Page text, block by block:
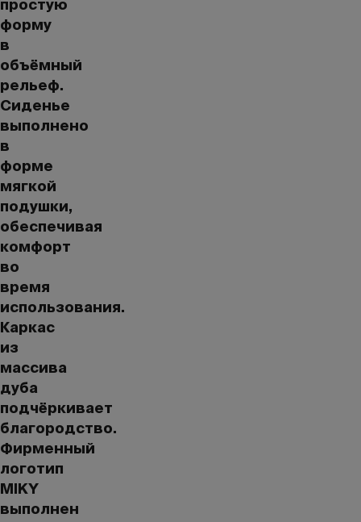
простую
форму
в
объёмный
рельеф.
Сиденье
выполнено
в
форме
мягкой
подушки,
обеспечивая
комфорт
во
время
использования.
Каркас
из
массива
дуба
подчёркивает
благородство.
Фирменный
логотип
MIKY
выполнен